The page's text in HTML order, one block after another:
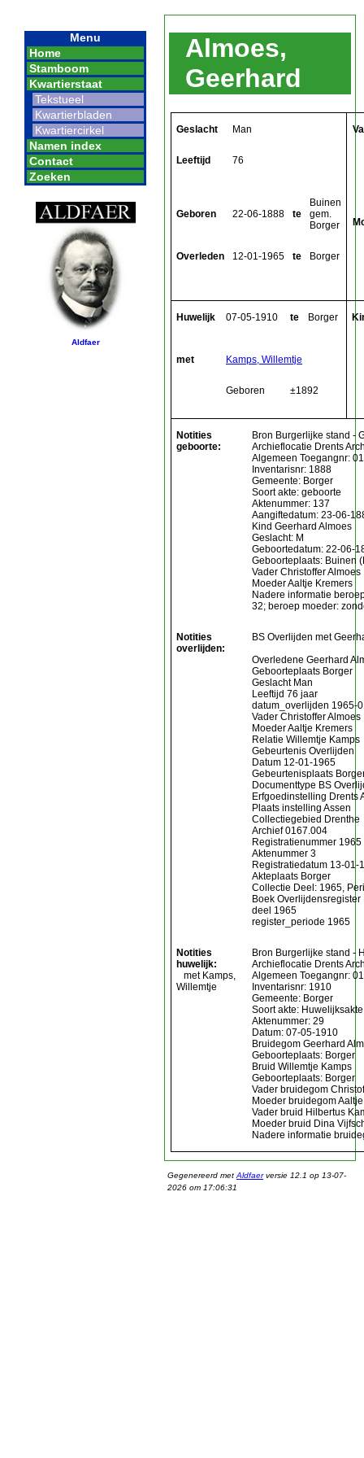
Menu
Home
Stamboom
Kwartierstaat
Tekstueel
Kwartierbladen
Kwartiercirkel
Namen index
Contact
Zoeken
Aldfaer
Almoes,
Geerhard
Geslacht Man
Leeftijd 76
Geboren 22-06-1888 te
Buinen
gem.
Borger
Overleden 12-01-1965 te Borger
Huwelijk 07-05-1910 te Borger
met Kamps, Willemtje
Geboren ±1892
Notities
geboorte:
Bron Burgerlijke stand -
Archieflocatie Drents
Algemeen Toegangnr:
Inventarisnr: 1888
Gemeente: Borger
Soort akte: geboorte
Aktenummer: 137
Aangiftedatum: 23-06-
Kind Geerhard Almoes
Geslacht: M
Geboortedatum: 22-06-
Geboorteplaats: Buinen
Vader Christoffer Almoes
Moeder Aaltje Kremers
Nadere informatie
32; beroep moeder:
Notities
overlijden:
BS Overlijden met
Overledene Geerhard
Geboorteplaats Borger
Geslacht Man
Leeftijd 76 jaar
datum_overlijden 1965-
Vader Christoffer Almoes
Moeder Aaltje Kremers
Relatie Willemtje Kamps
Gebeurtenis Overlijden
Datum 12-01-1965
Gebeurtenisplaats
Documenttype BS
Erfgoedinstelling Drents
Plaats instelling Assen
Collectiegebied Drenthe
Archief 0167.004
Registratienummer 1965
Aktenummer 3
Registratiedatum 13-01-
Akteplaats Borger
Collectie Deel: 1965,
Boek Overlijdensregister
deel 1965
register_periode 1965
Notities
huwelijk:
met Kamps,
Willemtje
Bron Burgerlijke stand -
Archieflocatie Drents
Algemeen Toegangnr:
Inventarisnr: 1910
Gemeente: Borger
Soort akte: Huwelijksakte
Aktenummer: 29
Datum: 07-05-1910
Bruidegom Geerhard
Geboorteplaats: Borger
Bruid Willemtje Kamps
Geboorteplaats: Borger
Vader bruidegom
Moeder bruidegom
Vader bruid Hilbertus
Moeder bruid Dina
Nadere informatie
Gegenereerd met Aldfaerversie 12.1 op 13-07-
2026 om 17:06:31